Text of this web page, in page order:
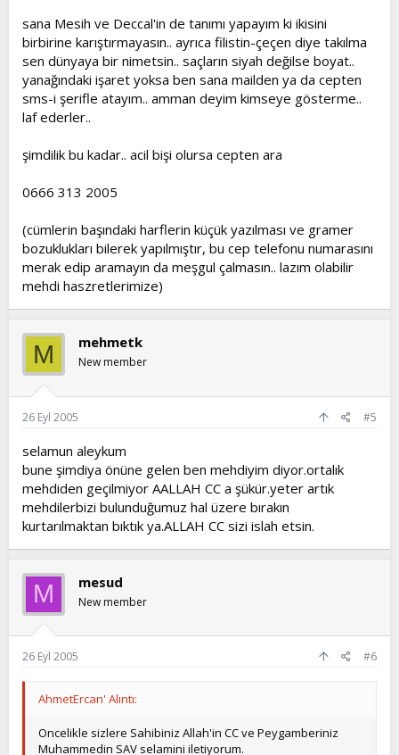
sana Mesih ve Deccal'in de tanımı yapayım ki ikisini
birbirine karıştırmayasın.. ayrıca filistin-çeçen diye takılma
sen dünyaya bir nimetsin.. saçların siyah değilse boyat..
yanağındaki işaret yoksa ben sana mailden ya da cepten
sms-i şerifle atayım.. amman deyim kimseye gösterme..
laf ederler..
şimdilik bu kadar.. acil bişi olursa cepten ara
0666 313 2005
(cümlerin başındaki harflerin küçük yazılması ve gramer
bozuklukları bilerek yapılmıştır, bu cep telefonu numarasını
merak edip aramayın da meşgul çalmasın.. lazım olabilir
mehdi haszretlerimize)
M mehmetk
New member
26 Eyl 2005 #5
selamun aleykum
bune şimdiya önüne gelen ben mehdiyim diyor.ortalık
mehdiden geçilmiyor AALLAH CC a şükür.yeter artık
mehdilerbizi bulunduğumuz hal üzere bırakın
kurtarılmaktan bıktık ya.ALLAH CC sizi islah etsin.
M mesud
New member
26 Eyl 2005 #6
AhmetErcan' Alıntı:
Oncelikle sizlere Sahibiniz Allah'in CC ve Peygamberiniz
Muhammedin SAV selamini iletiyorum.